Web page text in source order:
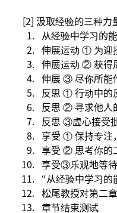
[2] 汲取经验的三种力
从经验中学习的
伸展运动 ① 为迎
伸展运动 ② 获得
伸展 ③ 尽你所能
反思 ① 行动中的
反思 ② 寻求他人
反思 ③虚心接受
享受 ① 保持专注
享受 ② 思考你的
享受③乐观地等
“从经验中学习
松尾教授对第二
章节结束测试